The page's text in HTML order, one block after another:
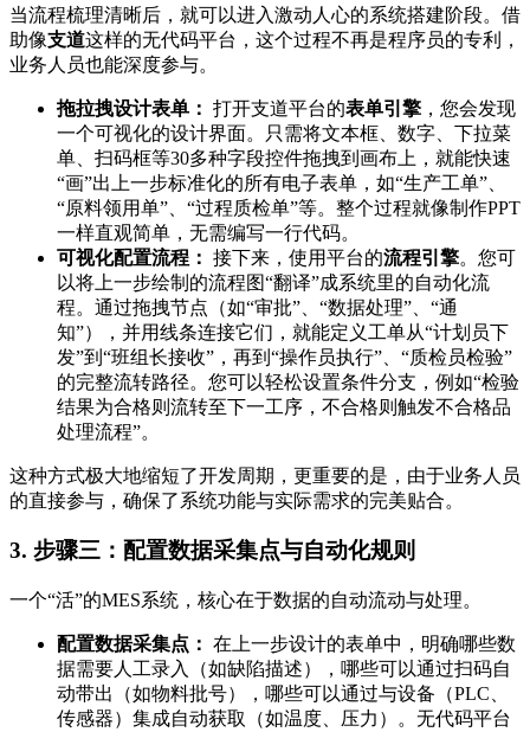
当流程梳理清晰后，就可以进入激动人心的系统搭建阶段。借
助像支道这样的无代码平台，这个过程不再是程序员的专利，
业务人员也能深度参与。
拖拉拽设计表单： 打开支道平台的表单引擎 ，您会发现
一个可视化的设计界面。只需将文本框、数字、下拉菜
单、扫码框等30多种字段控件拖拽到画布上，就能快速
“画”出上一步标准化的所有电子表单，如“生产工单”、
“原料领用单”、“过程质检单”等。整个过程就像制作PPT
一样直观简单，无需编写一行代码。
可视化配置流程： 接下来，使用平台的流程引擎。您可
以将上一步绘制的流程图“翻译”成系统里的自动化流
程。通过拖拽节点（如“审批”、“数据处理”、“通
知”），并用线条连接它们，就能定义工单从“计划员下
发”到“班组长接收”，再到“操作员执行”、“质检员检验”
的完整流转路径。您可以轻松设置条件分支，例如“检验
结果为合格则流转至下一工序，不合格则触发不合格品
处理流程”。
这种方式极大地缩短了开发周期，更重要的是，由于业务人员
的直接参与，确保了系统功能与实际需求的完美贴合。
3. 步骤三：配置数据采集点与自动化规则
一个“活”的MES系统，核心在于数据的自动流动与处理。
配置数据采集点： 在上一步设计的表单中，明确哪些数
据需要人工录入（如缺陷描述），哪些可以通过扫码自
动带出（如物料批号），哪些可以通过与设备（PLC、
传感器）集成自动获取（如温度、压力）。无代码平台